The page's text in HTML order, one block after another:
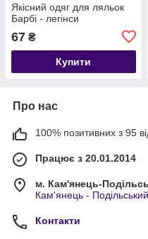
Якісний одяг для ляльок
Барбі - легінси
67 ₴
Купити
Про нас
100% позитивних з 95
Працює з 20.01.2014
м. Кам'янець-
Кам'янець -
Контакти